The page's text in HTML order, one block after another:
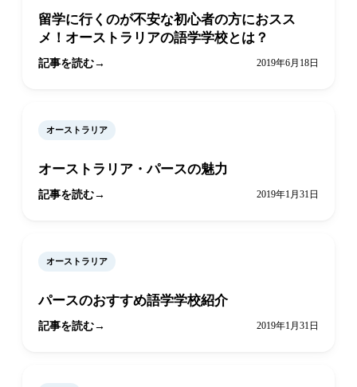
留学に行くのが不安な初心者の方におスス
メ！オーストラリアの語学学校とは？
記事を読む 2019年6月18日
オーストラリア
オーストラリア・パースの魅力
記事を読む 2019年1月31日
オーストラリア
パースのおすすめ語学学校紹介
記事を読む 2019年1月31日